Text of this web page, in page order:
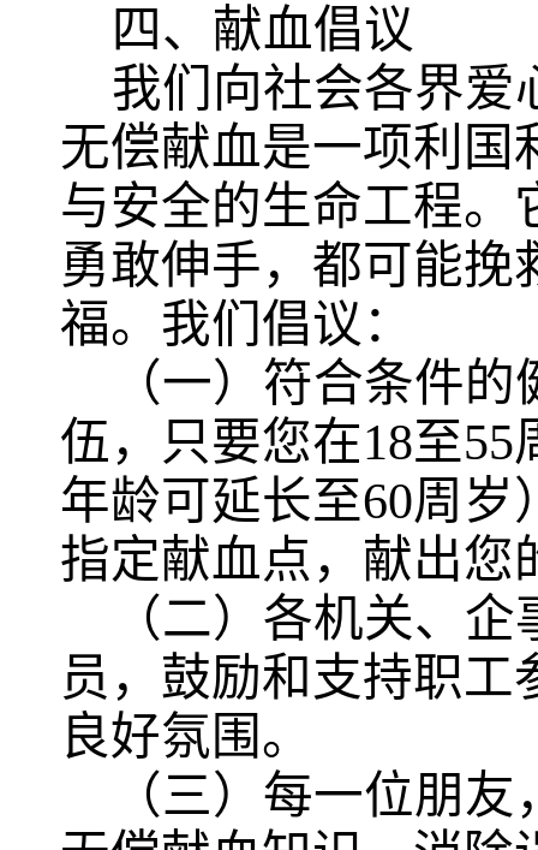
四、献血倡议
我们向社会各界爱
无偿献血是一项利国
与安全的生命工程。
勇敢伸手，都可能
福。 我们倡议：
（一） 符合条件的
伍，只要您在18至55
年龄可延长至60周岁
指定献血点，献出您
（二）各机关、
员，鼓励和支持职
良好氛围。
（三）每一位朋